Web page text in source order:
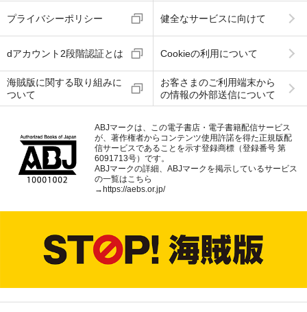
プライバシーポリシー 健全なサービスに向けて
dアカウント2段階認証とは Cookieの利用について
海賊版に関する取り組みに
ついて
お客さまのご利用端末から
の情報の外部送信について
ABJマークは、この電子書店・電子書籍配信サービス
が、著作権者からコンテンツ使用許諾を得た正規版配
信サービスであることを示す登録商標（登録番号 第
6091713号）です。
ABJマークの詳細、ABJマークを掲示しているサービス
の一覧はこちら
→ https://aebs.or.jp/